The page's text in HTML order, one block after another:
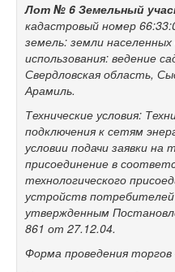
Лот № 6 Земельный
кадастровый номер
земель: земли
использования: ведение
Свердловская область,
Арамиль.
Технические условия:
подключения к сетям
условии подачи заявки на
присоединение в
технологического
устройств потребителей
утвержденным
861 от 27.12.04.
Форма проведения торгов